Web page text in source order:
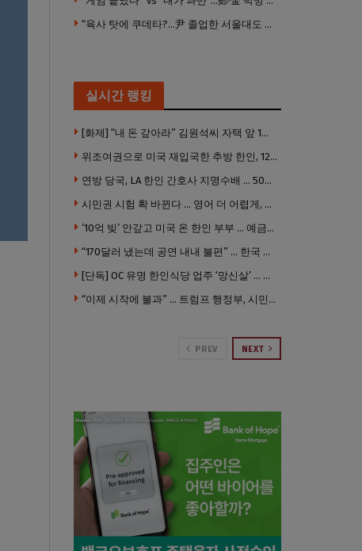
“육사 탓에 쿠데타?…尹 졸업한 서울대도 없애야 하나”
실시간 랭킹
[화제] “내 돈 갚아라” 김원석씨 자택 앞 1인 광대 시위 … 한인 투자사, “108만 달러 못받아”
위조여권으로 미국 재입국한 추방 한인, 120만 달러 은행 사기 행각
연방 당국, LA 한인 간호사 지명수배 … 500만 달러 메디캐어 사기, 선고 직전 한국 도주
시민권 시험 확 바뀐다 … 영어 더 어렵게, 민간시험 도입 추진
’10억 빚’ 안갚고 미국 온 한인 부부 … 예금보험공사, 미국서 소송
“170달러 냈는데 공연 내내 불편” … 한국 코미디언 LA공연, 음향 불량에 외모 비하 개그 논란
[단독] OC 유명 한인식당 업주 ‘망신살’ … 육류대금 안 갚자 식당서 공개추심
“이제 시작에 불과” … 트럼프 행정부, 시민권 박탈 본격화
PREV NEXT